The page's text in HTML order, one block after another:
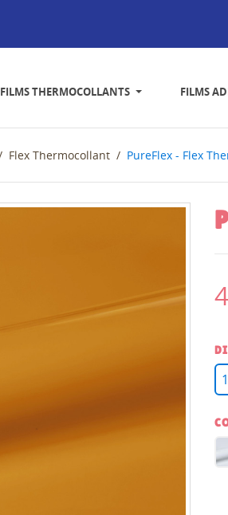
FILMS THERMOCOLLANTS FILMS
Flex Thermocollant PureFlex - Flex